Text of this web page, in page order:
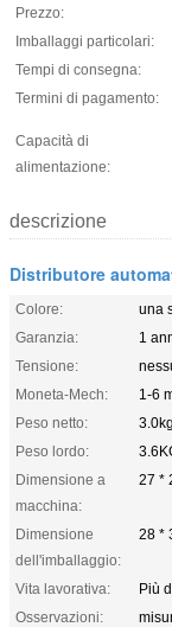
Prezzo:
Imballaggi particolari:
Tempi di consegna:
Termini di pagamento:
Capacità di
alimentazione:
descrizione
Distributore
Colore:
una
Garanzia:
1
Tensione:
Moneta-Mech:
1-6
Peso netto:
Peso lordo:
Dimensione a
macchina:
27 *
Dimensione
dell'imballaggio:
28 *
Vita lavorativa:
Più
Osservazioni: